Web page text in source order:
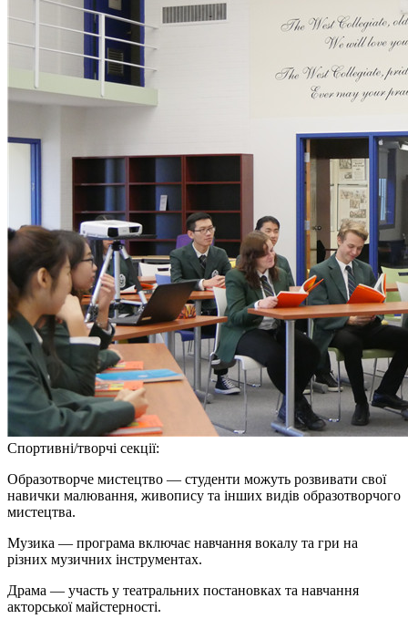
Спортивні/творчі секції:
Образотворче мистецтво — студенти можуть розвивати свої
навички малювання, живопису та інших видів образотворчого
мистецтва.
Музика — програма включає навчання вокалу та гри на
різних музичних інструментах.
Драма — участь у театральних постановках та навчання
акторської майстерності.